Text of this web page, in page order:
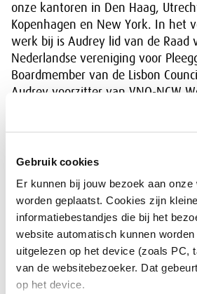
Gebruik cookies
Er kunnen bij jouw bezoek aan
worden geplaatst. Cookies zijn kleine
informatiebestandjes die bij het
website automatisch kunnen
uitgelezen op het device (zoals PC,
van de websitebezoeker. Dat
op het device.
onze kantoren in Den Haag,
Kopenhagen en New York. In het
werk bij is Audrey lid van de Raad
Nederlandse vereniging voor
Boardmember van de Lisbon
Audrey voorzitter van VNO-NCW
ze bestuursfuncties bij onder
vrienden van het NJO, Aikido
Terug naar overzicht